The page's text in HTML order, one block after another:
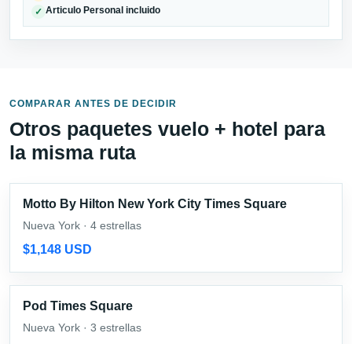
✓ Articulo Personal incluido
COMPARAR ANTES DE DECIDIR
Otros paquetes vuelo + hotel para
la misma ruta
Motto By Hilton New York City Times Square
Nueva York · 4 estrellas
$1,148 USD
Pod Times Square
Nueva York · 3 estrellas